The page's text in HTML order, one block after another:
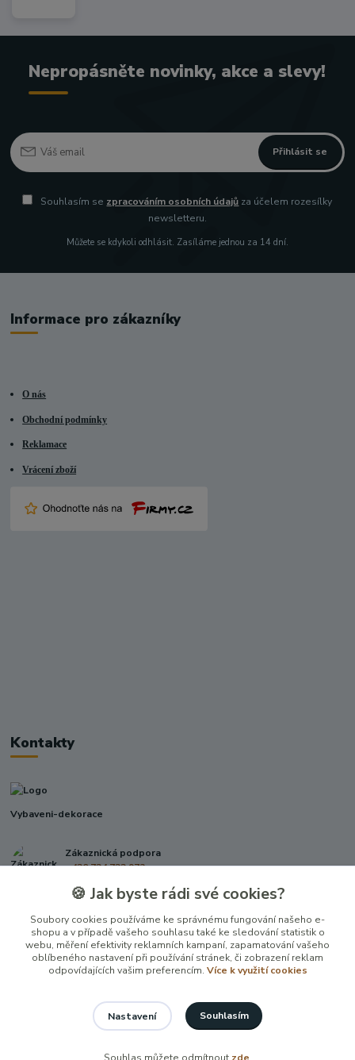
Nepropásněte novinky, akce a slevy!
Přihlásit se
Souhlasím se zpracováním osobních údajů za účelem rozesílky
newsletteru.
Můžete se kdykoli odhlásit. Zasíláme jednou za 14 dní.
Informace pro zákazníky
O nás
Obchodní podmínky
Reklamace
Vrácení zboží
Kontakty
Vybaveni-dekorace
Zákaznická podpora
+420 724 722 973
info@vybaveni-dekorace.cz
Vytvořeno na Eshop-rychle.cz
🍪 Jak byste rádi své cookies?
Soubory cookies používáme ke správnému fungování našeho e-
shopu a v případě vašeho souhlasu také ke sledování statistik o
webu, měření efektivity reklamních kampaní, zapamatování vašeho
oblíbeného nastavení při používání stránek, či zobrazení reklam
odpovídajících vašim preferencím. Více k využití cookies
Nastavení Souhlasím
Souhlas můžete odmítnout zde
24. června